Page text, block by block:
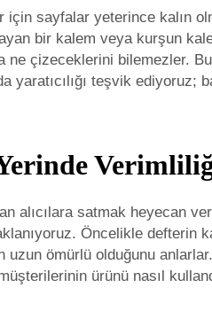
için sayfalar yeterince kalın
bir kalem veya kurşun
ne çizeceklerini bilemezler.
yaratıcılığı teşvik
alıcılara satmak heyecan
Öncelikle defterin
ömürlü olduğunu
ürünü nasıl